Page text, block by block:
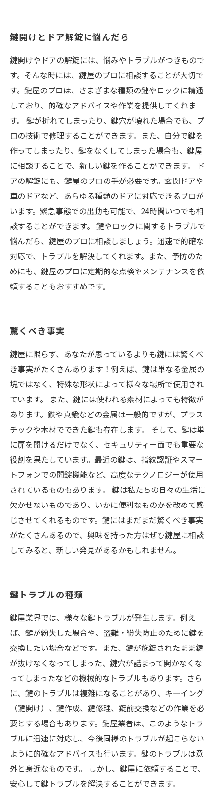
鍵開けとドア解錠に悩んだら
鍵開けやドアの解錠には、悩みやトラブルがつきもので
す。そんな時には、鍵屋のプロに相談することが大切で
す。鍵屋のプロは、さまざまな種類の鍵やロックに精通
しており、的確なアドバイスや作業を提供してくれま
す。 鍵が折れてしまったり、鍵穴が壊れた場合でも、プ
ロの技術で修理することができます。また、自分で鍵を
作ってしまったり、鍵をなくしてしまった場合も、鍵屋
に相談することで、新しい鍵を作ることができます。 ド
アの解錠にも、鍵屋のプロの手が必要です。玄関ドアや
車のドアなど、あらゆる種類のドアに対応できるプロが
います。緊急事態での出動も可能で、24時間いつでも相
談することができます。 鍵やロックに関するトラブルで
悩んだら、鍵屋のプロに相談しましょう。迅速で的確な
対応で、トラブルを解決してくれます。また、予防のた
めにも、鍵屋のプロに定期的な点検やメンテナンスを依
頼することもおすすめです。
驚くべき事実
鍵屋に限らず、あなたが思っているよりも鍵には驚くべ
き事実がたくさんあります！例えば、鍵は単なる金属の
塊ではなく、特殊な形状によって様々な場所で使用され
ています。 また、鍵には使われる素材によっても特徴が
あります。鉄や真鍮などの金属は一般的ですが、プラス
チックや木材でできた鍵も存在します。 そして、鍵は単
に扉を開けるだけでなく、セキュリティー面でも重要な
役割を果たしています。最近の鍵は、指紋認証やスマー
トフォンでの開錠機能など、高度なテクノロジーが使用
されているものもあります。 鍵は私たちの日々の生活に
欠かせないものであり、いかに便利なものかを改めて感
じさせてくれるものです。鍵にはまだまだ驚くべき事実
がたくさんあるので、興味を持った方はぜひ鍵屋に相談
してみると、新しい発見があるかもしれません。
鍵トラブルの種類
鍵屋業界では、様々な鍵トラブルが発生します。例え
ば、鍵が紛失した場合や、盗難・紛失防止のために鍵を
交換したい場合などです。また、鍵が施錠されたまま鍵
が抜けなくなってしまった、鍵穴が詰まって開かなくな
ってしまったなどの機械的なトラブルもあります。さら
に、鍵のトラブルは複雑になることがあり、キーイング
（鍵開け）、鍵作成、鍵修理、錠前交換などの作業を必
要とする場合もあります。鍵屋業者は、このようなトラ
ブルに迅速に対応し、今後同様のトラブルが起こらない
ように的確なアドバイスも行います。鍵のトラブルは意
外と身近なものです。 しかし、鍵屋に依頼することで、
安心して鍵トラブルを解決することができます。